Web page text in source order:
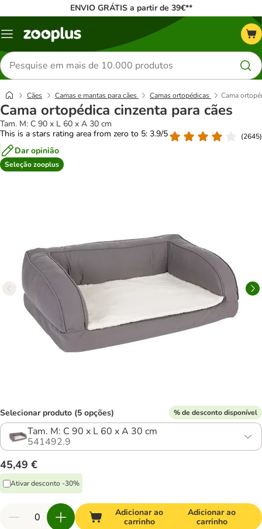
ENVIO GRÁTIS a partir de 39€**
Menu
Pesquisar
produtos
Cães Camas e mantas para cães Camas ortopédicas Cama
Cama ortopédica cinzenta para cães
Tam. M: C 90 x L 60 x A 30 cm
This is a stars rating area from zero to 5: 3.9/5
(2645)
Dar opinião
Seleção zooplus
Selecionar produto (5 opções) % de desconto disponível
Tam. M: C 90 x L 60 x A 30 cm
541492.9
45,49 €
Ativar desconto -30%
Adicionar ao
carrinho
Adicionar ao
carrinho